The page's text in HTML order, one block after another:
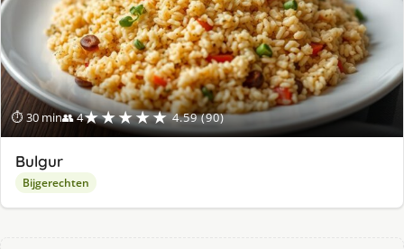
⏱ 30 min👥 4★★★★★ 4.59 (90)
Bulgur
Bijgerechten